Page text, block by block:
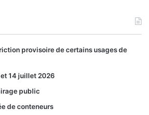
provisoire de certains usages de
14 juillet 2026
public
de conteneurs